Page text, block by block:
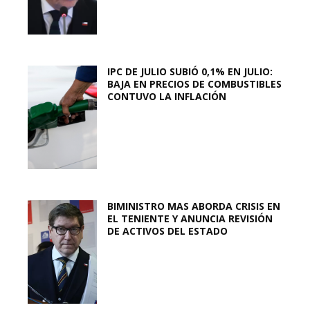
IPC DE JULIO SUBIÓ 0,1% EN JULIO:
BAJA EN PRECIOS DE COMBUSTIBLES
CONTUVO LA INFLACIÓN
BIMINISTRO MAS ABORDA CRISIS EN
EL TENIENTE Y ANUNCIA REVISIÓN
DE ACTIVOS DEL ESTADO